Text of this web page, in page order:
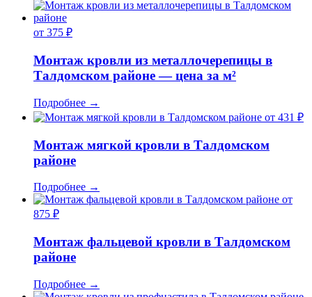
от 375 ₽
Монтаж кровли из металлочерепицы в
Талдомском районе — цена за м²
Подробнее →
от 431 ₽
Монтаж мягкой кровли в Талдомском
районе
Подробнее →
от
875 ₽
Монтаж фальцевой кровли в Талдомском
районе
Подробнее →